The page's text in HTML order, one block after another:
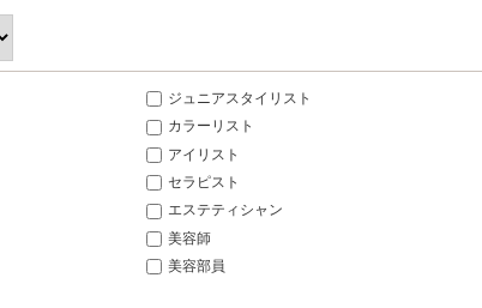
ジュニアスタイリスト
カラーリスト
アイリスト
セラピスト
エステティシャン
美容師
美容部員